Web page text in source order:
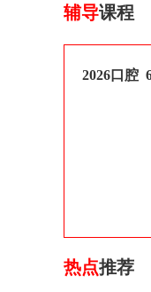
辅导课程
2026口腔
热点推荐